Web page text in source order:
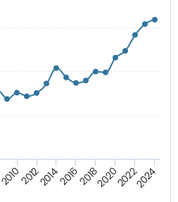
20102012201420162018202020222024